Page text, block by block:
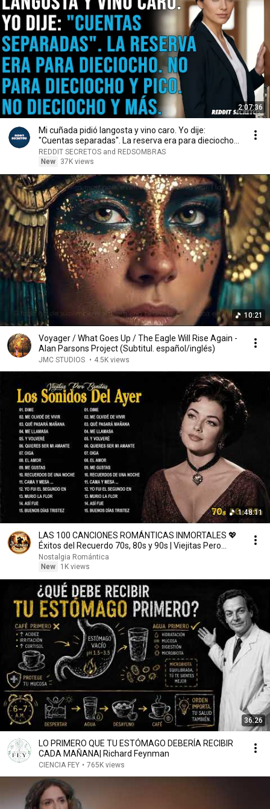
2:07:36
Mi cuñada pidió langosta y vino caro. Yo dije:
"Cuentas separadas". La reserva era para dieciocho...
REDDIT SECRETOS and REDSOMBRAS
New
37K views
10:21
Voyager / What Goes Up / The Eagle Will Rise Again -
Alan Parsons Project (Subtitul. español/inglés)
JMC STUDIOS • 4.5K views
1:48:11
LAS 100 CANCIONES ROMÁNTICAS INMORTALES 💖
Éxitos del Recuerdo 70s, 80s y 90s | Viejitas Pero
Bonitas
Nostalgia Romántica
New
1K views
36:26
LO PRIMERO QUE TU ESTÓMAGO DEBERÍA RECIBIR
CADA MAÑANA| Richard Feynman
CIENCIA FEY • 765K views